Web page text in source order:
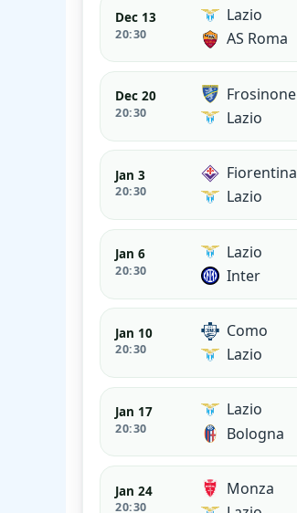
Dec 13
20:30
Lazio
AS Roma
Dec 20
20:30
Frosinone
Lazio
Jan 3
20:30
Fiorentina
Lazio
Jan 6
20:30
Lazio
Inter
Jan 10
20:30
Como
Lazio
Jan 17
20:30
Lazio
Bologna
Jan 24
20:30
Monza